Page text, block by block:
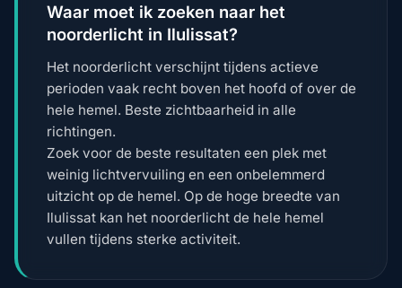
Waar moet ik zoeken naar het
noorderlicht in Ilulissat?
Het noorderlicht verschijnt tijdens actieve
perioden vaak recht boven het hoofd of over de
hele hemel. Beste zichtbaarheid in alle
richtingen.
Zoek voor de beste resultaten een plek met
weinig lichtvervuiling en een onbelemmerd
uitzicht op de hemel. Op de hoge breedte van
Ilulissat kan het noorderlicht de hele hemel
vullen tijdens sterke activiteit.